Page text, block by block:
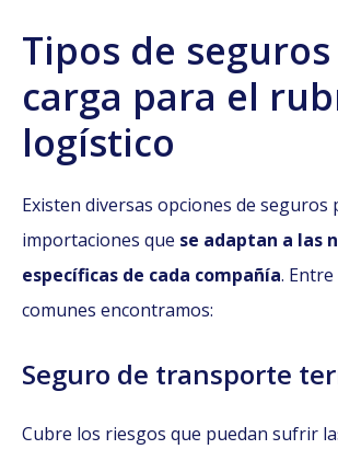
Tipos de
carga para el
logístico
Existen diversas opciones de seguros
importaciones que se adaptan a las
específicas de cada compañía. Entre
comunes encontramos:
Seguro de transporte
Cubre los riesgos que puedan sufrir